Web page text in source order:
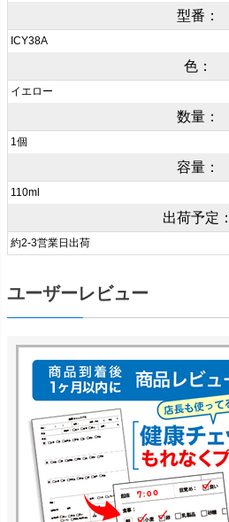
型番：
ICY38A
色：
イエロー
数量：
1個
容量：
110ml
出荷予定：
約2-3営業日出荷
ユーザーレビュー